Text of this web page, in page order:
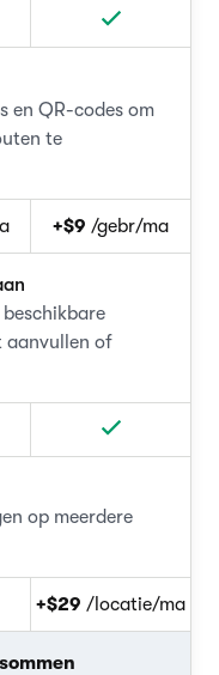
en QR-codes om
te
+$9 /gebr/ma
aanvullen of
op meerdere
+$29 /locatie/ma